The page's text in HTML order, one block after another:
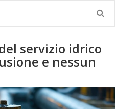
servizio idrico
e nessun